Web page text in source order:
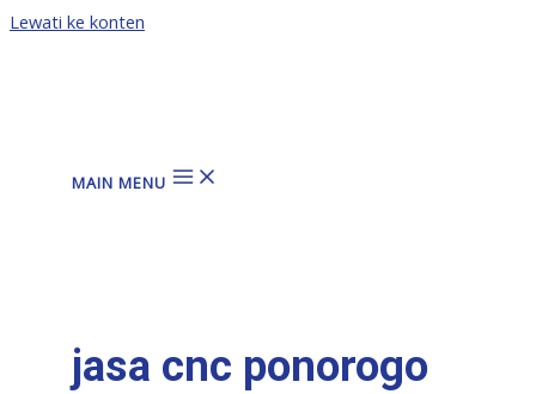
Lewati ke konten
MAIN MENU
jasa cnc ponorogo